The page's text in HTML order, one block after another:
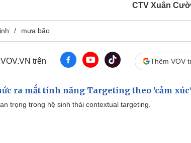
CTV Xuân
mưa bão
trên Thêm VOV
ra mắt tính năng Targeting theo 'cảm xúc'
trọng trong hệ sinh thái contextual targeting.